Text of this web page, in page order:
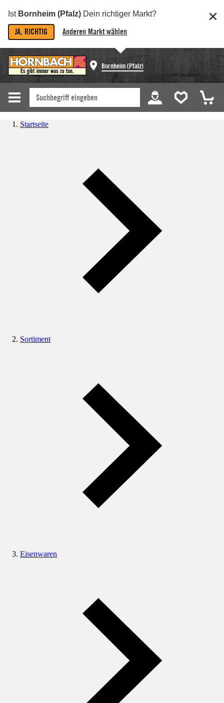
Ist Bornheim (Pfalz) Dein richtiger Markt?
JA, RICHTIG Anderen Markt wählen
Bornheim (Pfalz)
Startseite
Sortiment
Eisenwaren